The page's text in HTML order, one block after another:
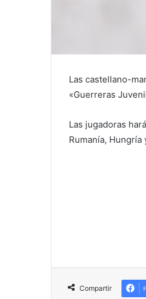
Las castellano-
«Guerreras
Las jugadoras
Rumanía,
Compartir